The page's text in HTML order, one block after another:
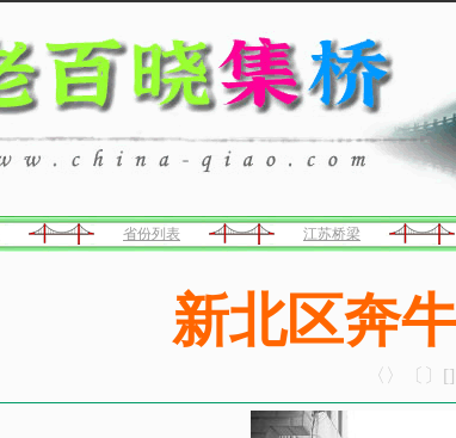
省份列表 江苏桥梁
新北区奔
〈〉〔〕[]